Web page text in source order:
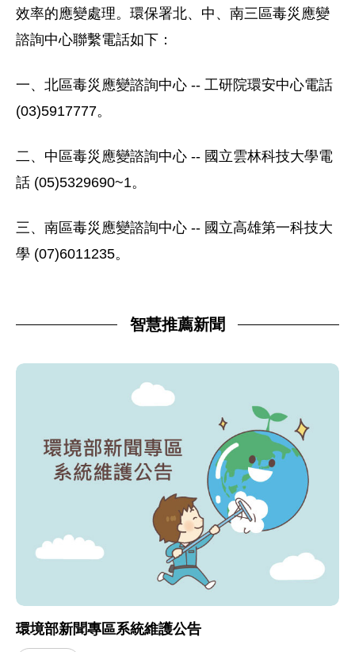
效率的應變處理。環保署北、中、南三區毒災應變
諮詢中心聯繫電話如下：
一、北區毒災應變諮詢中心 -- 工研院環安中心電話
(03)5917777。
二、中區毒災應變諮詢中心 -- 國立雲林科技大學電
話 (05)5329690~1。
三、南區毒災應變諮詢中心 -- 國立高雄第一科技大
學 (07)6011235。
智慧推薦新聞
環境部新聞專區系統維護公告